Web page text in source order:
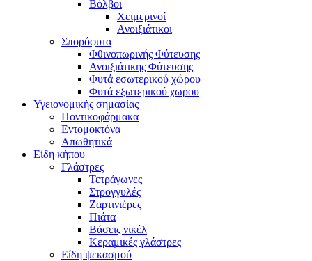
Βόλβοι
Χειμερινοί
Ανοιξιάτικοι
Σπορόφυτα
Φθινοπωρινής Φύτευσης
Ανοιξιάτικης Φύτευσης
Φυτά εσωτερικού χώρου
Φυτά εξωτερικού χωρου
Υγειονομικής σημασίας
Ποντικοφάρμακα
Εντομοκτόνα
Απωθητικά
Είδη κήπου
Γλάστρες
Τετράγωνες
Στρογγυλές
Ζαρτινιέρες
Πιάτα
Βάσεις νικέλ
Κεραμικές γλάστρες
Είδη ψεκασμού